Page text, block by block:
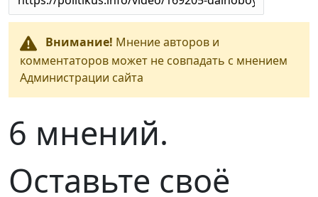
Внимание! Мнение авторов и
комментаторов может не совпадать с мнением
Администрации сайта
6 мнений.
Оставьте своё